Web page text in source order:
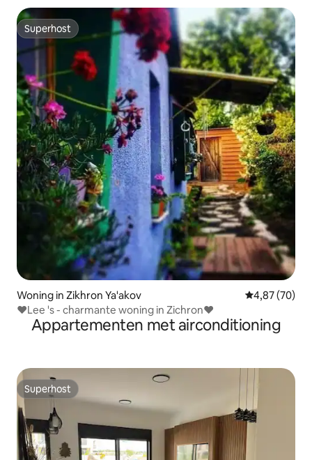
Superhost
Superhost
Woning in Zikhron Ya'akov Gemiddelde
4,87 (70)
❤Lee 's - charmante woning in Zichron❤
Appartementen met airconditioning
Superhost
Superhost